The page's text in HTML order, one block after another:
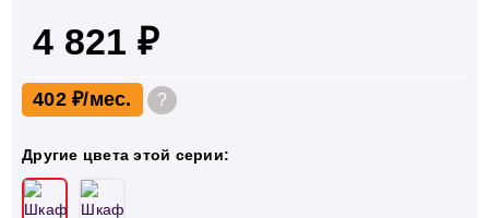
4 821 ₽
402 ₽ ?
Другие цвета этой серии: